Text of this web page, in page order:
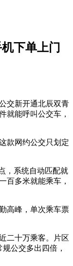
下单上门
交新开通北辰双青
就能呼叫公交车，
款网约公交只划定
，系统自动匹配就
百多米就能乘车，
高峰，单次乘车票
二十万乘客。片区
公交多出四倍，